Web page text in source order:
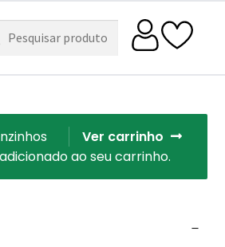
Ver carrinho
ao seu carrinho.